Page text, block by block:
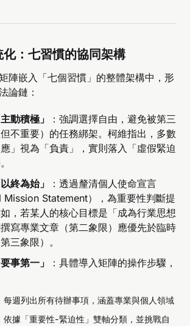
：七習慣的協同架構
陣嵌入「七個習慣」的整體架構中，形
論鏈：
動積極」
：強調選擇自由，避免被第三
不重要）的任務綁架。柯維指出，多數
」視為「負責」，實則落入「虛假緊迫
終為始」
：透過釐清個人使命宣言
Mission Statement），為重要性判斷提
，若某人的核心目標是「成為行業思想
寫專業文章（第二象限）應優先於臨時
三象限）。
事第一」
：具體導入矩陣的操作步驟，
每週列出所有待辦事項，涵蓋專業與個人領域
依據「重要性-緊迫性」雙軸分類，並挑戰自